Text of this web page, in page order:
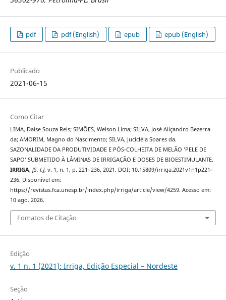
pdf pdf (English) epub epub (English)
Publicado
2021-06-15
Como Citar
LIMA, Daíse Souza Reis; SIMÕES, Welson Lima; SILVA, José Aliçandro Bezerra
da; AMORIM, Magno do Nascimento; SILVA, Jucicléia Soares da.
SAZONALIDADE DA PRODUTIVIDADE E PÓS-COLHEITA DE MELÃO ’PELE DE
SAPO’ SUBMETIDO À LÂMINAS DE IRRIGAÇÃO E DOSES DE BIOESTIMULANTE.
IRRIGA, [S. l.], v. 1, n. 1, p. 221–236, 2021. DOI: 10.15809/irriga.2021v1n1p221-
236. Disponível em:
https://revistas.fca.unesp.br/index.php/irriga/article/view/4259. Acesso em:
10 ago. 2026.
Fomatos de Citação
Edição
v. 1 n. 1 (2021): Irriga, Edição Especial – Nordeste
Seção